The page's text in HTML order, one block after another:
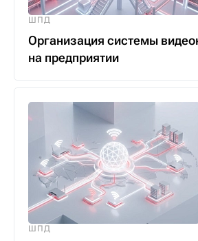
ШПД
Организация системы
на предприятии
ШПД